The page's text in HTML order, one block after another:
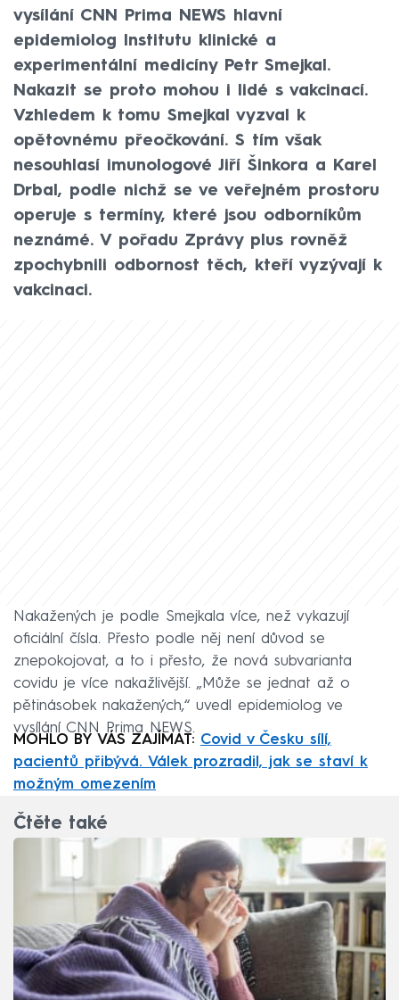
vysílání CNN Prima NEWS hlavní
epidemiolog Institutu klinické a
experimentální medicíny Petr Smejkal.
Nakazit se proto mohou i lidé s vakcinací.
Vzhledem k tomu Smejkal vyzval k
opětovnému přeočkování. S tím však
nesouhlasí imunologové Jiří Šinkora a Karel
Drbal, podle nichž se ve veřejném prostoru
operuje s termíny, které jsou odborníkům
neznámé. V pořadu Zprávy plus rovněž
zpochybnili odbornost těch, kteří vyzývají k
vakcinaci.
Nakažených je podle Smejkala více, než vykazují
oficiální čísla. Přesto podle něj není důvod se
znepokojovat, a to i přesto, že nová subvarianta
covidu je více nakažlivější. „Může se jednat až o
pětinásobek nakažených,“ uvedl epidemiolog ve
vysílání CNN Prima NEWS.
MOHLO BY VÁS ZAJÍMAT: Covid v Česku sílí,
pacientů přibývá. Válek prozradil, jak se staví k
možným omezením
Čtěte také